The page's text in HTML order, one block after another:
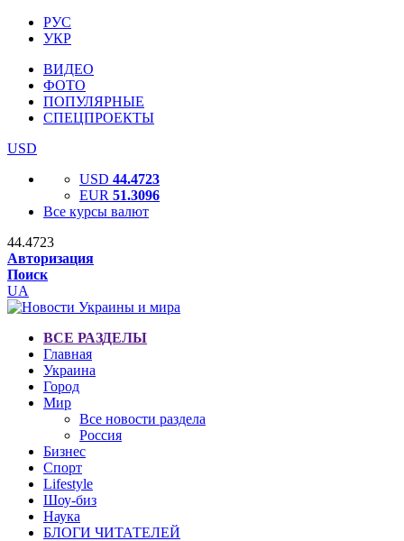
РУС
УКР
ВИДЕО
ФОТО
ПОПУЛЯРНЫЕ
СПЕЦПРОЕКТЫ
USD
USD 44.4723
EUR 51.3096
Все курсы валют
44.4723
Авторизация
Поиск
UA
ВСЕ РАЗДЕЛЫ
Главная
Украина
Город
Мир
Все новости раздела
Россия
Бизнес
Спорт
Lifestyle
Шоу-биз
Наука
БЛОГИ ЧИТАТЕЛЕЙ